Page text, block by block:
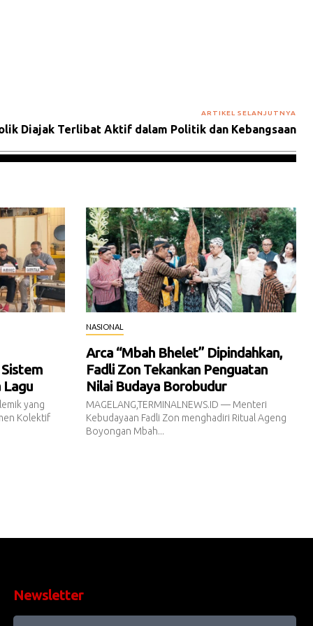
ARTIKEL SELANJUTNYA
Diajak Terlibat Aktif dalam Politik dan Kebangsaan
Lagu
yang
Kolektif
NASIONAL
Arca “Mbah Bhelet” Dipindahkan,
Fadli Zon Tekankan Penguatan
Nilai Budaya Borobudur
MAGELANG,TERMINALNEWS.ID — Menteri
Kebudayaan Fadli Zon menghadiri Ritual Ageng
Boyongan Mbah...
Newsletter